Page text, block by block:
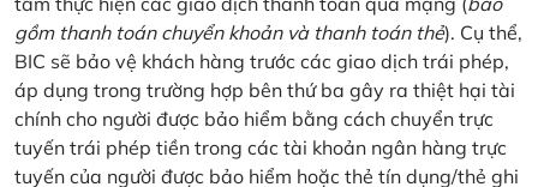
gồm thanh toán chuyển khoản và thanh toán thẻ). Cụ thể,
BIC sẽ bảo vệ khách hàng trước các giao dịch trái phép,
áp dụng trong trường hợp bên thứ ba gây ra thiệt hại tài
chính cho người được bảo hiểm bằng cách chuyển trực
tuyến trái phép tiền trong các tài khoản ngân hàng trực
tuyến của người được bảo hiểm hoặc thẻ tín dụng/thẻ ghi